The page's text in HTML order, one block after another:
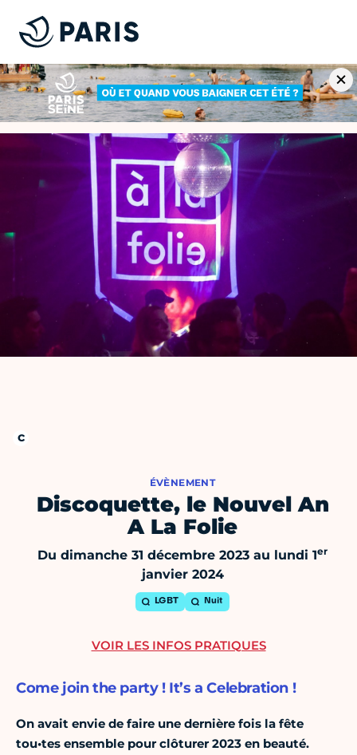
ÉVÈNEMENT
Discoquette, le Nouvel An
A La Folie
Du dimanche 31 décembre 2023 au lundi 1er
janvier 2024
LGBT Nuit
Come join the party ! It’s a Celebration !
On avait envie de faire une dernière fois la fête
tou•tes ensemble pour clôturer 2023 en beauté.
VOIR LES INFOS PRATIQUES